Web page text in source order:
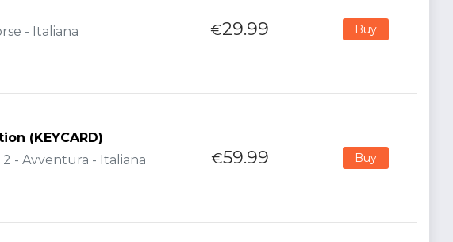
- Italiana
€29.99 Buy
(KEYCARD)
- Avventura - Italiana
€59.99 Buy